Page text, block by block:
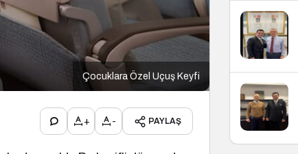
Çocuklara Özel Uçuş Keyfi
+ - PAYLAŞ